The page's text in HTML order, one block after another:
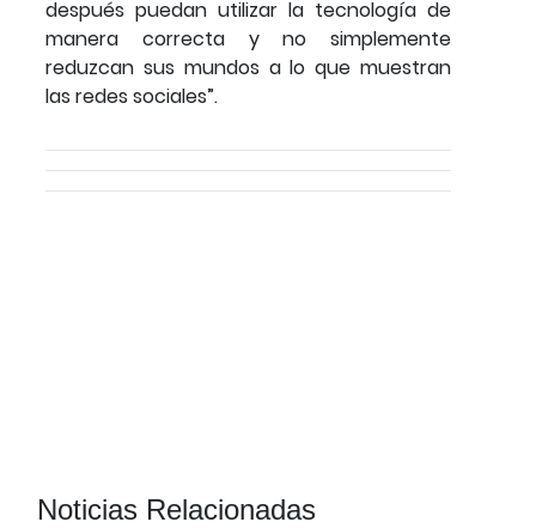
después puedan utilizar la tecnología de
manera correcta y no simplemente
reduzcan sus mundos a lo que muestran
las redes sociales”.
Noticias Relacionadas